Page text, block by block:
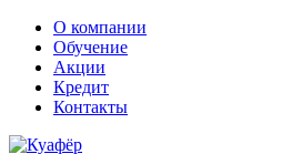
О компании
Обучение
Акции
Кредит
Контакты